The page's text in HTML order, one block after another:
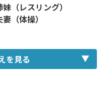
（レスリング）
（体操）
を見る